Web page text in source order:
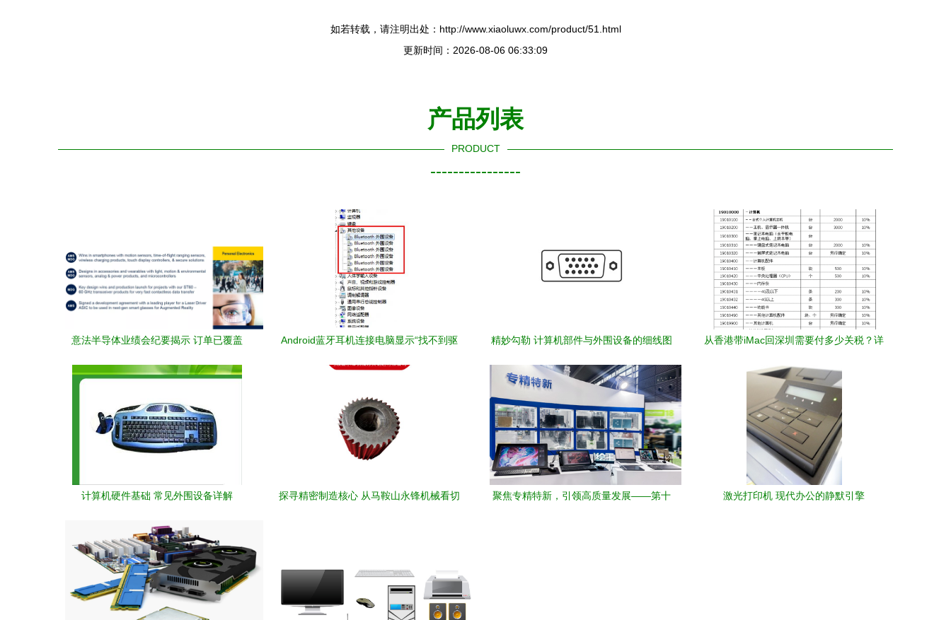
如若转载，请注明出处：http://www.xiaoluwx.com/product/51.html
更新时间：2026-08-06 06:33:09
产品列表
PRODUCT
----------------
意法半导体业绩会纪要揭示 订单已覆盖
设领域成焦点
Android蓝牙耳机连接电脑显示“找不到驱
精妙勾勒 计算机部件与外围设备的细线图
从香港带iMac回深圳需要付多少关税？详
计算机硬件基础 常见外围设备详解
探寻精密制造核心 从马鞍山永锋机械看切
聚焦专精特新，引领高质量发展——第十
激光打印机 现代办公的静默引擎